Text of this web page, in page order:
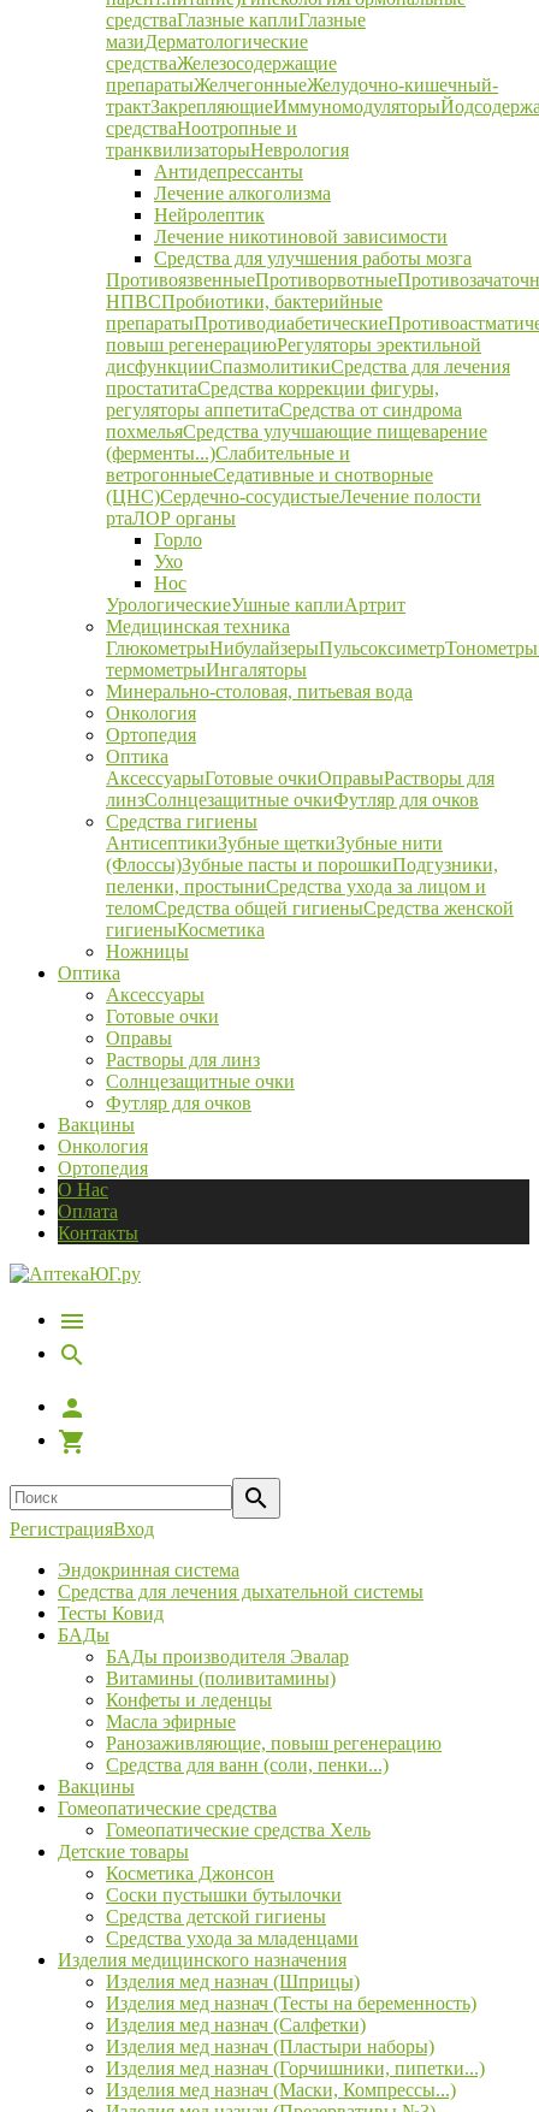
средстваГлазные каплиГлазные
мазиДерматологические
средстваЖелезосодержащие
препаратыЖелчегонныеЖелудочно-кишечный-
трактЗакрепляющиеИммуномодуляторы
средстваНоотропные и
транквилизаторыНеврология
Антидепрессанты
Лечение алкоголизма
Нейролептик
Лечение никотиновой зависимости
Средства для улучшения работы мозга
ПротивоязвенныеПротиворвотные
НПВСПробиотики, бактерийные
препаратыПротиводиабетические
повыш регенерациюРегуляторы эректильной
дисфункцииСпазмолитикиСредства для лечения
простатитаСредства коррекции фигуры,
регуляторы аппетитаСредства от синдрома
похмельяСредства улучшающие пищеварение
(ферменты...)Слабительные и
ветрогонныеСедативные и снотворные
(ЦНС)Сердечно-сосудистыеЛечение полости
ртаЛОР органы
Горло
Ухо
Нос
УрологическиеУшные каплиАртрит
Медицинская техника
ГлюкометрыНибулайзерыПульсоксиметрТонометры
термометрыИнгаляторы
Минерально-столовая, питьевая вода
Онкология
Ортопедия
Оптика
АксессуарыГотовые очкиОправыРастворы для
линзСолнцезащитные очкиФутляр для очков
Средства гигиены
АнтисептикиЗубные щеткиЗубные нити
(Флоссы)Зубные пасты и порошкиПодгузники,
пеленки, простыниСредства ухода за лицом и
теломСредства общей гигиеныСредства женской
гигиеныКосметика
Ножницы
Оптика
Аксессуары
Готовые очки
Оправы
Растворы для линз
Солнцезащитные очки
Футляр для очков
Вакцины
Онкология
Ортопедия
О Нас
Оплата
Контакты
РегистрацияВход
Эндокринная система
Средства для лечения дыхательной системы
Тесты Ковид
БАДы
БАДы производителя Эвалар
Витамины (поливитамины)
Конфеты и леденцы
Масла эфирные
Ранозаживляющие, повыш регенерацию
Средства для ванн (соли, пенки...)
Вакцины
Гомеопатические средства
Гомеопатические средства Хель
Детские товары
Косметика Джонсон
Соски пустышки бутылочки
Средства детской гигиены
Средства ухода за младенцами
Изделия медицинского назначения
Изделия мед назнач (Шприцы)
Изделия мед назнач (Тесты на беременность)
Изделия мед назнач (Салфетки)
Изделия мед назнач (Пластыри наборы)
Изделия мед назнач (Горчишники, пипетки...)
Изделия мед назнач (Маски, Компрессы...)